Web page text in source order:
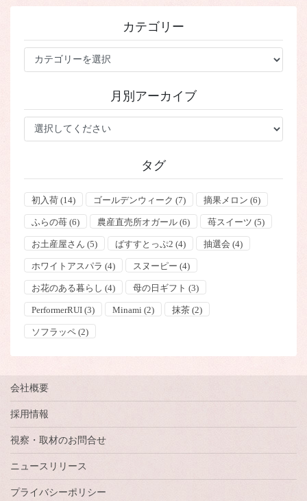
カテゴリー
ー
月別アーカイブ
タグ
初入荷(14) ゴールデンウィーク (7) 摘果メロン (6)
ふらの苺(6) 農産直売所オガール(6) 苺スイーツ (5)
お土産屋さん (5) ばすすとっぷ2 (4) 抽選会 (4)
ホワイトアスパラ (4) スヌーピー (4)
お花のある暮らし (4) 母の日ギフト (3)
PerformerRUI(3) Minami (2) 抹茶(2)
ソフラッペ(2)
会社概要
採用情報
視察・取材のお問合せ
ニュースリリース
プライバシーポリシー